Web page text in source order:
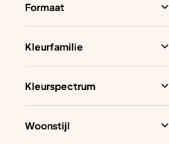
Formaat
Kleurfamilie
Kleurspectrum
Woonstijl